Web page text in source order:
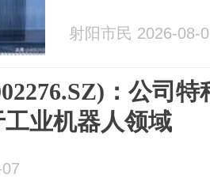
射阳市民 2026-08-
：公司
业机器人领域